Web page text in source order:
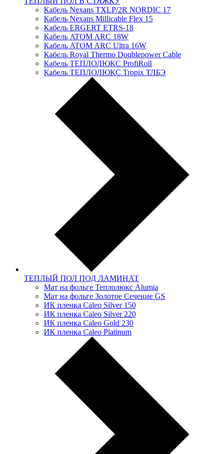
Кабель Nexans TXLP/2R NORDIC 17
Кабель Nexans Millicable Flex 15
Кабель ERGERT ETRS-18
Кабель ATOM ARC 18W
Кабель ATOM ARC Ultra 16W
Кабель Royal Thermo Doublepower Cable
Кабель ТЕПЛОЛЮКС ProfiRoll
Кабель ТЕПЛОЛЮКС Tropix ТЛБЭ
ТЕПЛЫЙ ПОЛ ПОД ЛАМИНАТ
Мат на фольге Теплолюкс Alumia
Мат на фольге Золотое Сечение GS
ИК пленка Caleo Silver 150
ИК пленка Caleo Silver 220
ИК пленка Caleo Gold 230
ИК пленка Caleo Platinum